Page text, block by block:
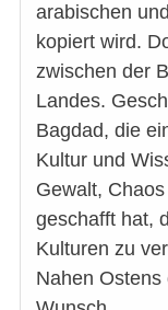
arabischen
kopiert wird.
zwischen der
Landes.
Bagdad, die
Kultur und
Gewalt,
geschafft hat,
Kulturen zu
Nahen